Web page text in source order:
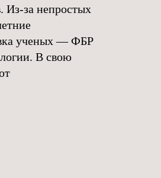
Из-за непростых
ученых — ФБР
В свою